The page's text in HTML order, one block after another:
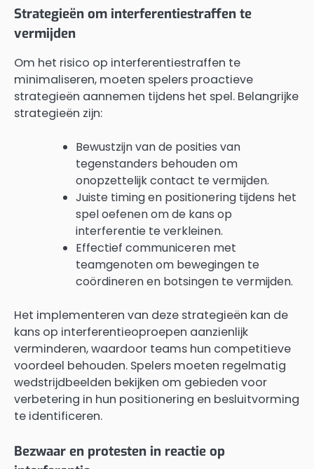
Strategieën om interferentiestraffen te
vermijden
Om het risico op interferentiestraffen te
minimaliseren, moeten spelers proactieve
strategieën aannemen tijdens het spel. Belangrijke
strategieën zijn:
Bewustzijn van de posities van
tegenstanders behouden om
onopzettelijk contact te vermijden.
Juiste timing en positionering tijdens het
spel oefenen om de kans op
interferentie te verkleinen.
Effectief communiceren met
teamgenoten om bewegingen te
coördineren en botsingen te vermijden.
Het implementeren van deze strategieën kan de
kans op interferentieoproepen aanzienlijk
verminderen, waardoor teams hun competitieve
voordeel behouden. Spelers moeten regelmatig
wedstrijdbeelden bekijken om gebieden voor
verbetering in hun positionering en besluitvorming
te identificeren.
Bezwaar en protesten in reactie op